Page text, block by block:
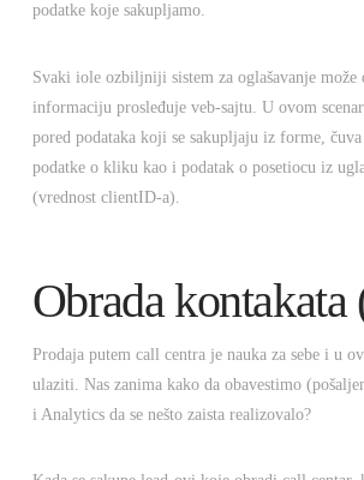
podatke koje sakupljamo.
Svaki iole ozbiljniji sistem za oglašavanje
informaciju prosleđuje veb-sajtu. U ovom
pored podataka koji se sakupljaju iz forme, čuva
podatke o kliku kao i podatak o posetiocu iz
(vrednost clientID-a).
Obrada kontakata
Prodaja putem call centra je nauka za sebe i u
ulaziti. Nas zanima kako da obavestimo
i Analytics da se nešto zaista realizovalo?